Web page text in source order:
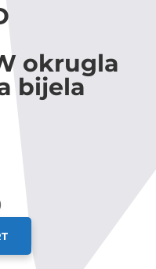
okrugla
bijela